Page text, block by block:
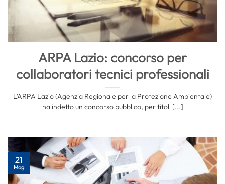
ARPA Lazio: concorso per
collaboratori tecnici professionali
L’ARPA Lazio (Agenzia Regionale per la Protezione Ambientale)
ha indetto un concorso pubblico, per titoli [...]
21
Mag